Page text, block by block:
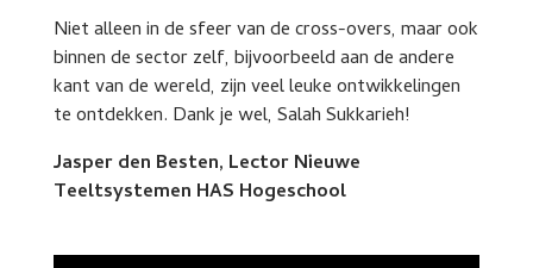
Niet alleen in de sfeer van de cross-overs, maar ook
binnen de sector zelf, bijvoorbeeld aan de andere
kant van de wereld, zijn veel leuke ontwikkelingen
te ontdekken. Dank je wel, Salah Sukkarieh!
Jasper den Besten, Lector Nieuwe
Teeltsystemen HAS Hogeschool